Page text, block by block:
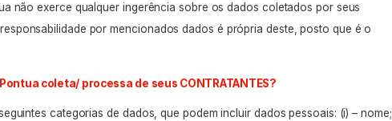
não exerce qualquer ingerência sobre os dados coletados por seus
por mencionados dados é própria deste, posto que é o
Pontua coleta/ processa de seus CONTRATANTES?
categorias de dados, que podem incluir dados pessoais: (i) – nome;